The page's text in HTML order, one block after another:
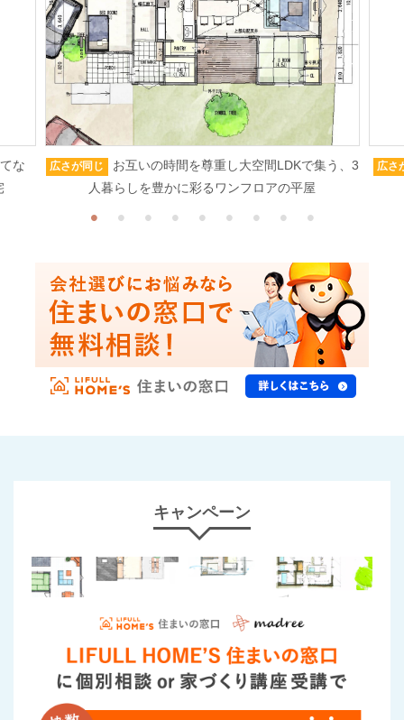
な
広さが同じ
お互いの時間を尊重し大空間LDKで集う、3
人暮らしを豊かに彩るワンフロアの平屋
広さ
キャンペーン